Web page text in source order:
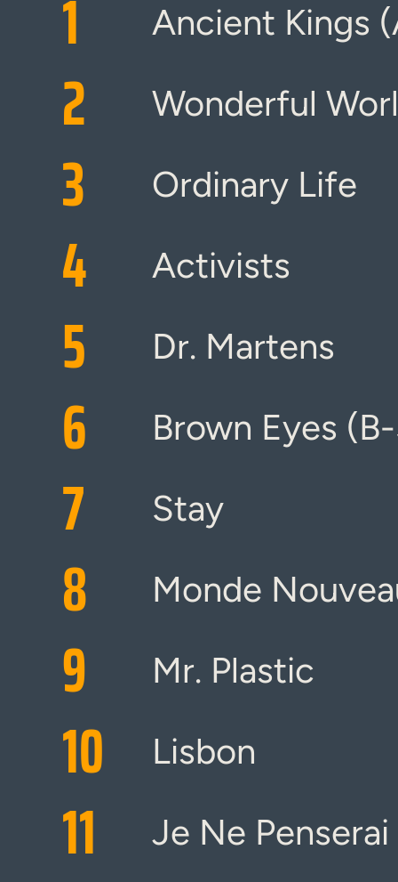
1 Ancient Kings
2 Wonderful
3 Ordinary Life
4 Activists
5 Dr. Martens
6 Brown Eyes
7 Stay
8 Monde
9 Mr. Plastic
10 Lisbon
11 Je Ne